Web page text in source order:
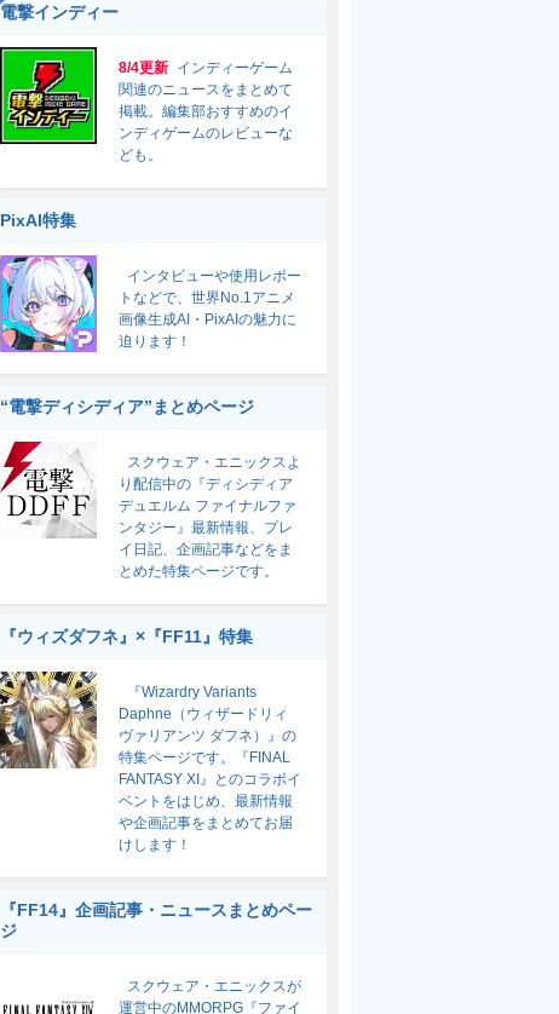
電撃インディー
8/4更新 インディーゲーム
関連のニュースをまとめて
掲載。編集部おすすめのイ
ンディゲームのレビューな
ども。
PixAI特集
インタビューや使用レポー
トなどで、世界No.1アニメ
画像生成AI・PixAIの魅力に
迫ります！
“電撃ディシディア”まとめページ
スクウェア・エニックスよ
り配信中の『ディシディア
デュエルム ファイナルファ
ンタジー』最新情報、プレ
イ日記、企画記事などをま
とめた特集ページです。
『ウィズダフネ』×『FF11』特集
『Wizardry Variants
Daphne（ウィザードリィ
ヴァリアンツ ダフネ）』の
特集ページです。『FINAL
FANTASY XI』とのコラボイ
ベントをはじめ、最新情報
や企画記事をまとめてお届
けします！
『FF14』企画記事・ニュースまとめペー
ジ
スクウェア・エニックスが
運営中のMMORPG『ファイ